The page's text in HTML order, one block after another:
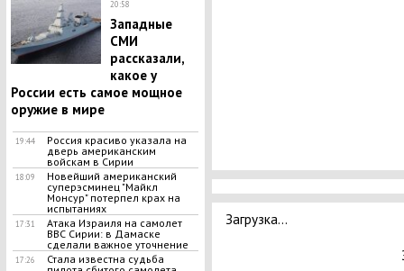
20:58
Западные
СМИ
рассказали,
какое у
России есть самое мощное
оружие в мире
19:44
Россия красиво указала на
дверь американским
войскам в Сирии
18:09
Новейший американский
суперэсминец "Майкл
Монсур" потерпел крах на
испытаниях
17:31
Атака Израиля на самолет
ВВС Сирии: в Дамаске
сделали важное уточнение
17:26
Стала известна судьба
Загрузка...